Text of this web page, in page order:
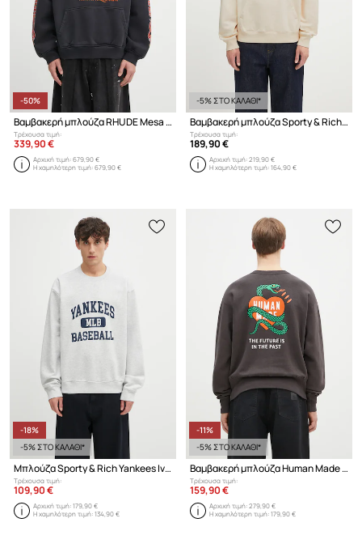
-50%
Βαμβακερή μπλούζα RHUDE Mesa stallion
Τρέχουσα τιμή:
339,90 €
Αρχική τιμή:679,90 €
Η χαμηλότερη τιμή:679,90 €
-5% ΣΤΟ ΚΑΛΑΘΙ*
Βαμβακερή μπλούζα Sporty & Rich Eden Crest Embroidered
Τρέχουσα τιμή:
189,90 €
Αρχική τιμή:219,90 €
Η χαμηλότερη τιμή:164,90 €
-18%
-5% ΣΤΟ ΚΑΛΑΘΙ*
Μπλούζα Sporty & Rich Yankees Ivy
Τρέχουσα τιμή:
109,90 €
Αρχική τιμή:179,90 €
Η χαμηλότερη τιμή:134,90 €
-11%
-5% ΣΤΟ ΚΑΛΑΘΙ*
Βαμβακερή μπλούζα Human Made TSURIAMI SWEATSHIRT
Τρέχουσα τιμή:
159,90 €
Αρχική τιμή:279,90 €
Η χαμηλότερη τιμή:179,90 €